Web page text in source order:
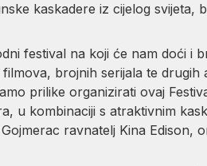
kaskadere iz cijelog svijeta,
festival na koji će nam doći i
brojnih serijala te
prilike organizirati ovaj
u kombinaciji s atraktivnim
ravnatelj Kina Edison,